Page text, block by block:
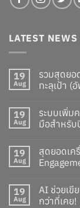
LATEST NEWS
19
Aug
รวมสุดยอ
ทะลุเป้า (
19
Aug
ระบบเพิ่ม
มือสำหรั
19
Aug
สุดยอดเค
19
Aug
AI ช่วยเขี
กว่าที่เคย!